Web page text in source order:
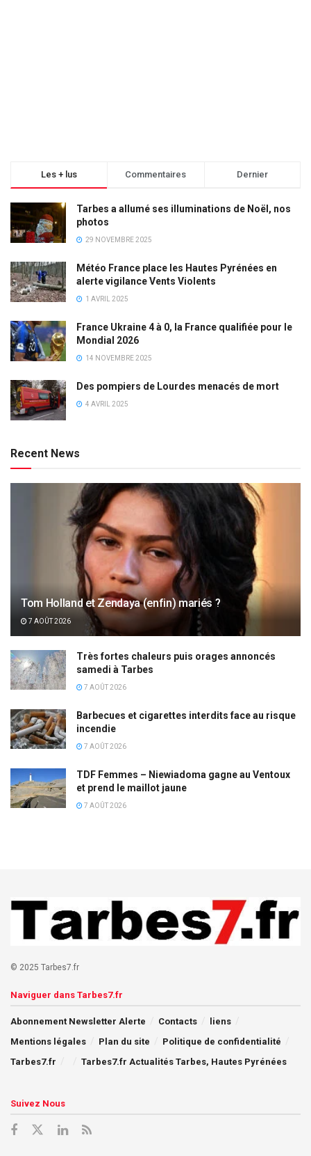
Les + lus Commentaires Dernier
Tarbes a allumé ses illuminations de Noël, nos
photos
29 NOVEMBRE 2025
Météo France place les Hautes Pyrénées en
alerte vigilance Vents Violents
1 AVRIL 2025
France Ukraine 4 à 0, la France qualifiée pour le
Mondial 2026
14 NOVEMBRE 2025
Des pompiers de Lourdes menacés de mort
4 AVRIL 2025
Recent News
Tom Holland et Zendaya (enfin) mariés ?
7 AOÛT 2026
Très fortes chaleurs puis orages annoncés
samedi à Tarbes
7 AOÛT 2026
Barbecues et cigarettes interdits face au risque
incendie
7 AOÛT 2026
TDF Femmes – Niewiadoma gagne au Ventoux
et prend le maillot jaune
7 AOÛT 2026
© 2025 Tarbes7.fr
Naviguer dans Tarbes7.fr
Abonnement Newsletter Alerte Contacts
liens
Mentions légales
Plan du site
Politique de confidentialité
Tarbes7.fr
Tarbes7.fr Actualités Tarbes, Hautes Pyrénées
Suivez Nous